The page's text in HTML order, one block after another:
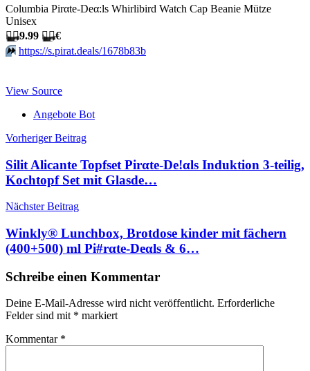
Columbia Pirαtе-Dеα:ls Whirlibird Watch Cap Beanie Mütze
Unisex
🏴‍☠️9.99 🏴‍☠️€
⏩️ https://s.pirat.deals/1678b83b
View Source
Angebote Bot
Beitragsnavigation
Vorheriger Beitrag
Silit Alicante Topfset Pirαtе-Dе!αls Induktion 3-teilig,
Kochtopf Set mit Glasde…
Nächster Beitrag
Winkly® Lunchbox, Brotdose kinder mit fächern
(400+500) ml Pi#rαtе-Dеαls & 6…
Schreibe einen Kommentar
Deine E-Mail-Adresse wird nicht veröffentlicht. Erforderliche
Felder sind mit * markiert
Kommentar *